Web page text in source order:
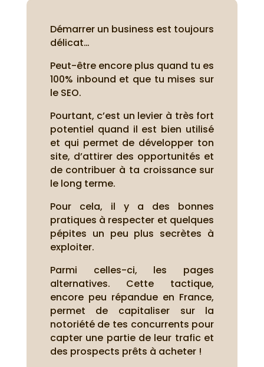
Démarrer un business est toujours
délicat…
Peut-être encore plus quand tu es
100% inbound et que tu mises sur
le SEO.
Pourtant, c’est un levier à très fort
potentiel quand il est bien utilisé
et qui permet de développer ton
site, d’attirer des opportunités et
de contribuer à ta croissance sur
le long terme.
Pour cela, il y a des bonnes
pratiques à respecter et quelques
pépites un peu plus secrètes à
exploiter.
Parmi celles-ci, les pages
alternatives. Cette tactique,
encore peu répandue en France,
permet de capitaliser sur la
notoriété de tes concurrents pour
capter une partie de leur trafic et
des prospects prêts à acheter !